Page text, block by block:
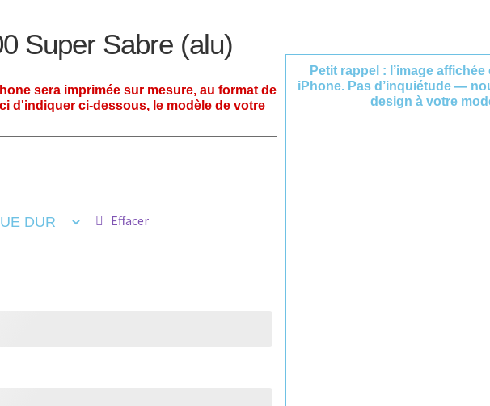
Super Sabre (alu)
sera imprimée sur mesure, au format de
d'indiquer ci-dessous, le modèle de votre
Effacer
Petit rappel : l’image
iPhone. Pas d’inquiétude —
design à votre